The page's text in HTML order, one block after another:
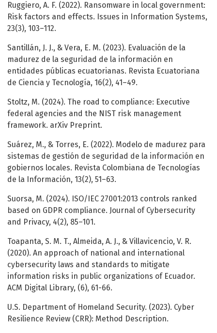
Ruggiero, A. F. (2022). Ransomware in local government:
Risk factors and effects. Issues in Information Systems,
23(3), 103–112.
Santillán, J. J., & Vera, E. M. (2023). Evaluación de la
madurez de la seguridad de la información en
entidades públicas ecuatorianas. Revista Ecuatoriana
de Ciencia y Tecnología, 16(2), 41–49.
Stoltz, M. (2024). The road to compliance: Executive
federal agencies and the NIST risk management
framework. arXiv Preprint.
Suárez, M., & Torres, E. (2022). Modelo de madurez para
sistemas de gestión de seguridad de la información en
gobiernos locales. Revista Colombiana de Tecnologías
de la Información, 13(2), 51–63.
Suorsa, M. (2024). ISO/IEC 27001:2013 controls ranked
based on GDPR compliance. Journal of Cybersecurity
and Privacy, 4(2), 85–101.
Toapanta, S. M. T., Almeida, A. J., & Villavicencio, V. R.
(2020). An approach of national and international
cybersecurity laws and standards to mitigate
information risks in public organizations of Ecuador.
ACM Digital Library, (6), 61-66.
U.S. Department of Homeland Security. (2023). Cyber
Resilience Review (CRR): Method Description.